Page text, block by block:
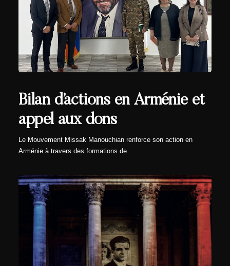
Bilan d’actions en Arménie et
appel aux dons
Le Mouvement Missak Manouchian renforce son action en
Arménie à travers des formations de…